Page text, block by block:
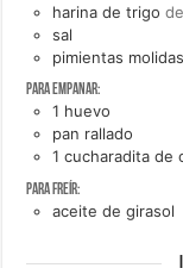
harina de trigo
sal
pimientas molidas
Para empanar:
1 huevo
pan rallado
1 cucharadita de
Para freír:
aceite de girasol